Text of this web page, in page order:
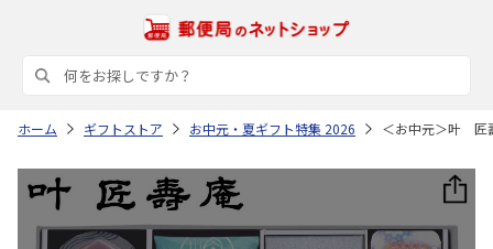
ホーム ギフトストア お中元・夏ギフト特集 2026 ＜お中元＞叶 匠